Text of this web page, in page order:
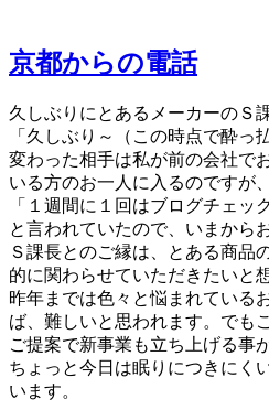
京都からの電話
久しぶりにとあるメーカーのＳ
「久しぶり～（この時点で酔っ
変わった相手は私が前の会社で
いる方のお一人に入るのですが
「１週間に１回はブログチェッ
と言われていたので、いまから
Ｓ課長とのご縁は、とある商品
的に関わらせていただきたいと
昨年までは色々と悩まれている
ば、難しいと思われます。でも
ご提案で新事業も立ち上げる事
ちょっと今日は眠りにつきにく
います。